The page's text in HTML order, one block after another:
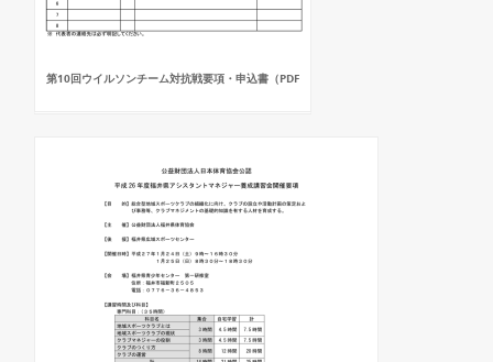
第10回ウイルソンチーム対抗戦要項・申込書（PDF